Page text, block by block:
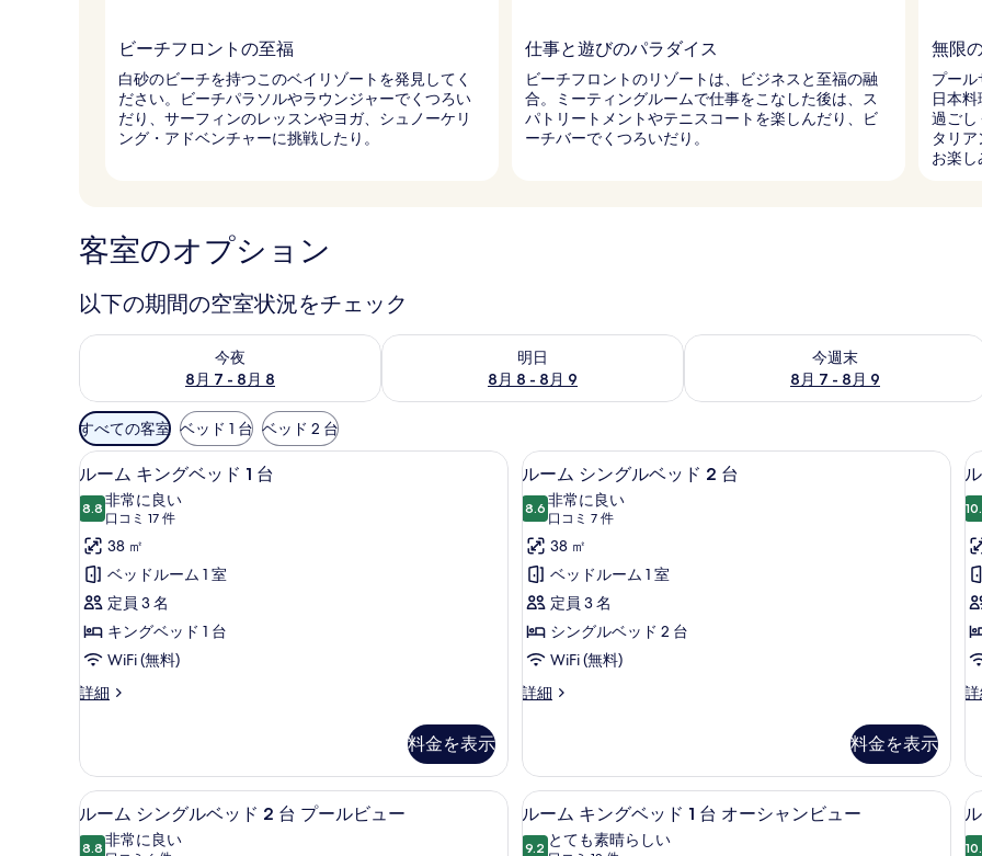
ビーチフロントの至福
白砂のビーチを持つこのベイリゾートを発見してく
ださい。ビーチパラソルやラウンジャーでくつろい
だり、サーフィンのレッスンやヨガ、シュノーケリ
ング・アドベンチャーに挑戦したり。
仕事と遊びのパラダイス
ビーチフロントのリゾートは、ビジネスと至福の融
合。ミーティングルームで仕事をこなした後は、ス
パトリートメントやテニスコートを楽しんだり、ビ
ーチバーでくつろいだり。
無限
プー
日本
過ごし
タリ
お楽し
客室のオプション
以下の期間の空室状況をチェック
今夜
8月 7 - 8月 8
今夜 8月 7 - 8月 8 の空室状況をチェック
明日
8月 8 - 8月 9
明日 8月 8 - 8月 9 の空室状況をチェック
今週末
8月 7 - 8月 9
今週末 8月 7 - 8月 9 の空室状況をチェ
利
用
可
能
な
客
室
の
絞
り
込
み
すべての客室 ベッド 1 台 ベッド 2 台
ル
ー
ム
キ
ン
グ
ベ
ッ
ド
の
す
べ
ミニバー、セーフティボックス (室内)、デスク、ノートパソコン用作業スペース
9
ルーム キングベッド 1 台
8.810 点中 8.8
非常に良い
口コミ 17 件
(口
コ
ミ
17
件)
38 ㎡
ベッドルーム 1 室
定員 3 名
キングベッド 1 台
WiFi (無料)
詳細
ル
ン
グ
ベ
ド
料金を表示
ル
ー
ム
シ
ン
グ
ル
ベ
ッ
台
の
す
ミニバー、セーフティボックス (室内
7
ルーム シングルベッド 2 台
8.610 点中 8.6
非常に良い
口コミ 7 件
(口
コ
ミ
7
件)
38 ㎡
ベッドルーム 1 室
定員 3 名
シングルベッド 2 台
WiFi (無料)
詳細
ル
ン
グ
ル
ッ
料金を表示
ル
ー
ル
ン
グ
ベ
ド
ル
ー
4 つの屋外プール、営業時間 7:00 ～ 19:00、プール パラソル、サンラウンジャー
10
ルーム シングルベッド 2 台 プールビュー
8.8 非常に良い
ル
ー
ルーム キングベッド 1 台 オーシャ
10
ルーム キングベッド 1 台 オーシャンビュー
9.2 とても素晴らしい
ル